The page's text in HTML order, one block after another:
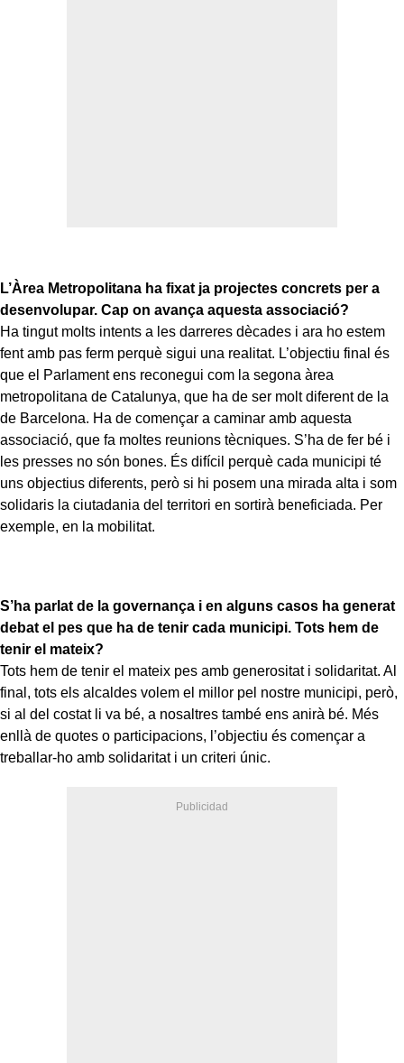
L’Àrea Metropolitana ha fixat ja projectes concrets per a
desenvolupar. Cap on avança aquesta associació?
Ha tingut molts intents a les darreres dècades i ara ho estem
fent amb pas ferm perquè sigui una realitat. L’objectiu final és
que el Parlament ens reconegui com la segona àrea
metropolitana de Catalunya, que ha de ser molt diferent de la
de Barcelona. Ha de començar a caminar amb aquesta
associació, que fa moltes reunions tècniques. S’ha de fer bé i
les presses no són bones. És difícil perquè cada municipi té
uns objectius diferents, però si hi posem una mirada alta i som
solidaris la ciutadania del territori en sortirà beneficiada. Per
exemple, en la mobilitat.
S’ha parlat de la governança i en alguns casos ha generat
debat el pes que ha de tenir cada municipi. Tots hem de
tenir el mateix?
Tots hem de tenir el mateix pes amb generositat i solidaritat. Al
final, tots els alcaldes volem el millor pel nostre municipi, però,
si al del costat li va bé, a nosaltres també ens anirà bé. Més
enllà de quotes o participacions, l’objectiu és començar a
treballar-ho amb solidaritat i un criteri únic.